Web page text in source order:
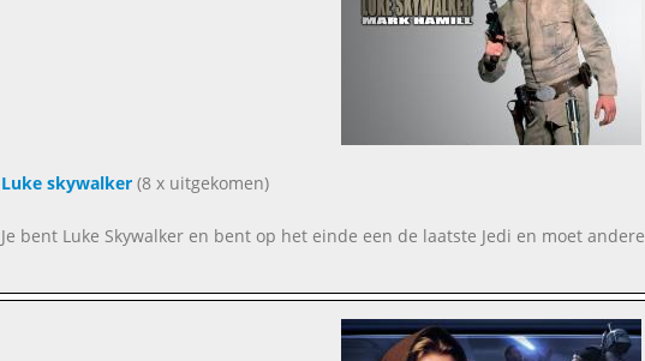
Luke skywalker(8 x uitgekomen)
Je bent Luke Skywalker en bent op het einde een de laatste Jedi en moet